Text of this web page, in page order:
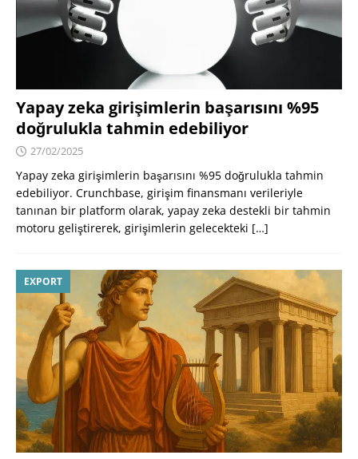
Yapay zeka girişimlerin başarısını %95
doğrulukla tahmin edebiliyor
27/02/2025
Yapay zeka girişimlerin başarısını %95 doğrulukla tahmin
edebiliyor. Crunchbase, girişim finansmanı verileriyle
tanınan bir platform olarak, yapay zeka destekli bir tahmin
motoru geliştirerek, girişimlerin gelecekteki […]
EXPORT